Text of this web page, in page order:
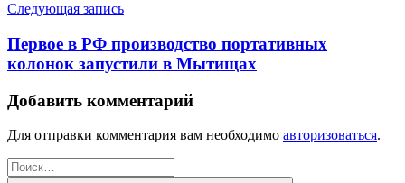
Следующая запись
Первое в РФ производство портативных
колонок запустили в Мытищах
Добавить комментарий
Для отправки комментария вам необходимо авторизоваться.
Найти: